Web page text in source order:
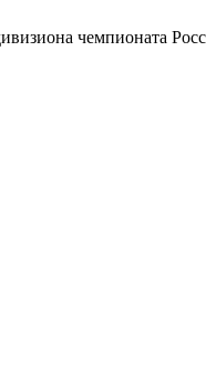
чемпионата